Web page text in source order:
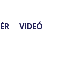
VIDEÓ